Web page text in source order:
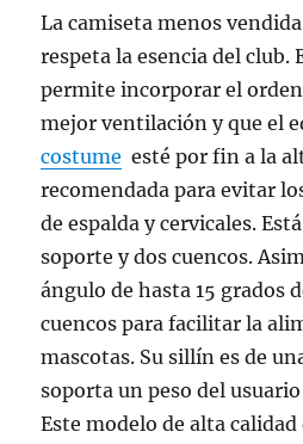
La camiseta menos
respeta la esencia del
permite incorporar el
mejor ventilación y que el
costume esté por fin a la
recomendada para evitar
de espalda y cervicales.
soporte y dos cuencos.
ángulo de hasta 15 grados
cuencos para facilitar la
mascotas. Su sillín es de
soporta un peso del
Este modelo de alta calidad